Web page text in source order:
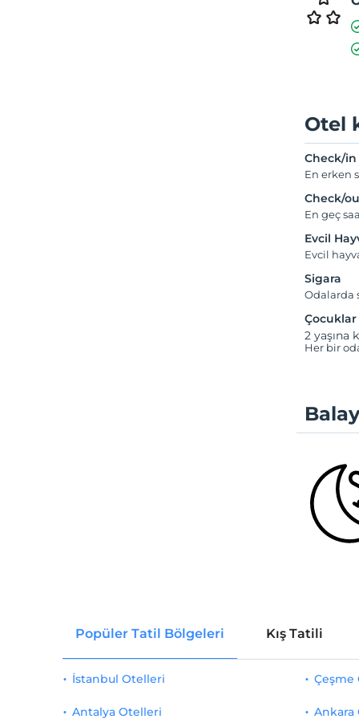
Otel
Check/in
En erken
Check/
En geç
Evcil
Evcil
Sigara
Odalarda
Çocuklar
2 yaşına
Her bir
Popüler Tatil Bölgeleri Kış Tatili
İstanbul Otelleri
Antalya Otelleri
Çeşme
Ankara